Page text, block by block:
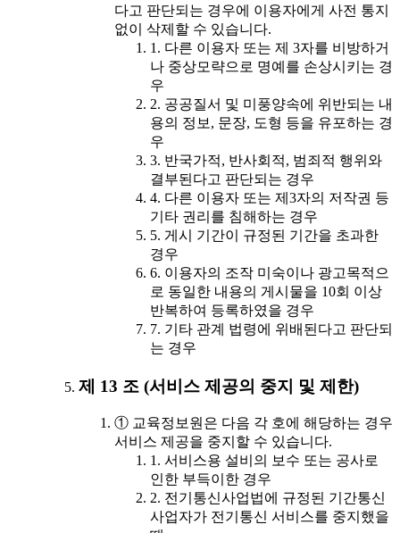
다고 판단되는 경우에 이용자에게 사전 통지
없이 삭제할 수 있습니다.
1. 다른 이용자 또는 제 3자를 비방하거
나 중상모략으로 명예를 손상시키는 경
우
2. 공공질서 및 미풍양속에 위반되는 내
용의 정보, 문장, 도형 등을 유포하는 경
우
3. 반국가적, 반사회적, 범죄적 행위와
결부된다고 판단되는 경우
4. 다른 이용자 또는 제3자의 저작권 등
기타 권리를 침해하는 경우
5. 게시 기간이 규정된 기간을 초과한
경우
6. 이용자의 조작 미숙이나 광고목적으
로 동일한 내용의 게시물을 10회 이상
반복하여 등록하였을 경우
7. 기타 관계 법령에 위배된다고 판단되
는 경우
제 13 조 (서비스 제공의 중지 및 제한)
① 교육정보원은 다음 각 호에 해당하는 경우
서비스 제공을 중지할 수 있습니다.
1. 서비스용 설비의 보수 또는 공사로
인한 부득이한 경우
2. 전기통신사업법에 규정된 기간통신
사업자가 전기통신 서비스를 중지했을